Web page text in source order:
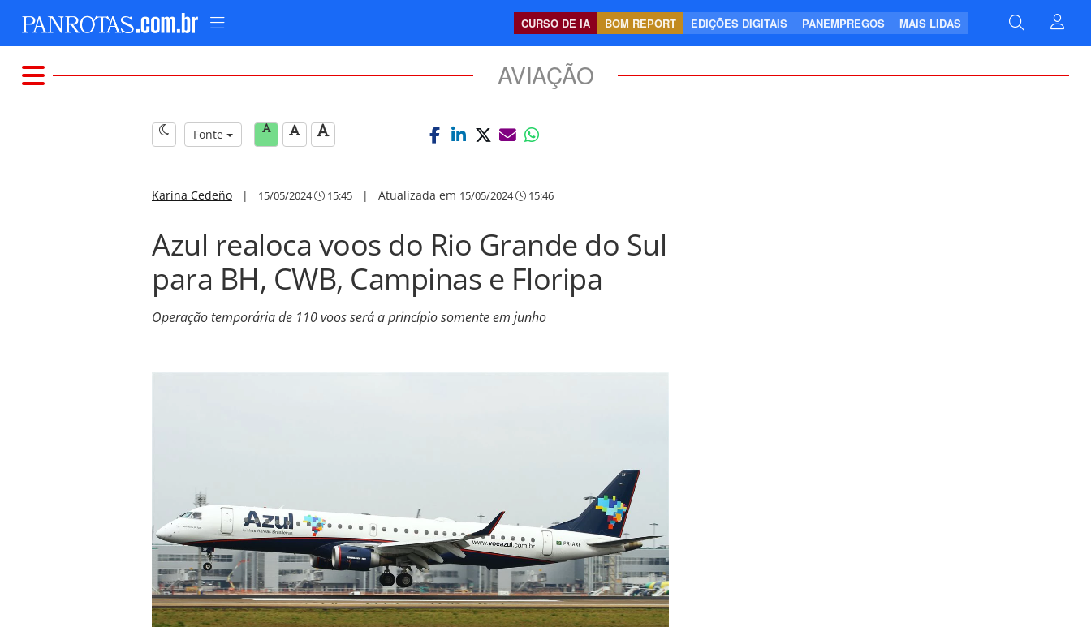
CURSO DE IA BOM REPORT EDIÇÕES DIGITAIS PANEMPREGOS MAIS LIDAS
AVIAÇÃO
Fonte
Karina Cedeño | 15/05/2024 15:45 | Atualizada em 15/05/2024 15:46
Azul realoca voos do Rio Grande do Sul
para BH, CWB, Campinas e Floripa
Operação temporária de 110 voos será a princípio somente em junho